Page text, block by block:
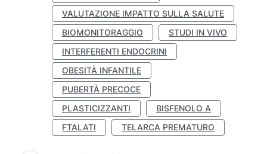
VALUTAZIONE IMPATTO SULLA SALUTE
BIOMONITORAGGIO
STUDI IN VIVO
INTERFERENTI ENDOCRINI
OBESITÀ INFANTILE
PUBERTÀ PRECOCE
PLASTICIZZANTI
BISFENOLO A
FTALATI
TELARCA PREMATURO